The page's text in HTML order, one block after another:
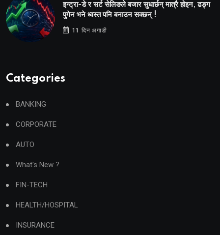
इन्ट्रा-डे र सर्ट सेलिङले बजार सुधार्छन् मात्रै होइन, ढङ्ग
पुगेन भने ध्वस्त पनि बनाउन सक्छन् !
11 दिन अगाडी
Categories
BANKING
CORPORATE
AUTO
What's New ?
FIN-TECH
HEALTH/HOSPITAL
INSURANCE